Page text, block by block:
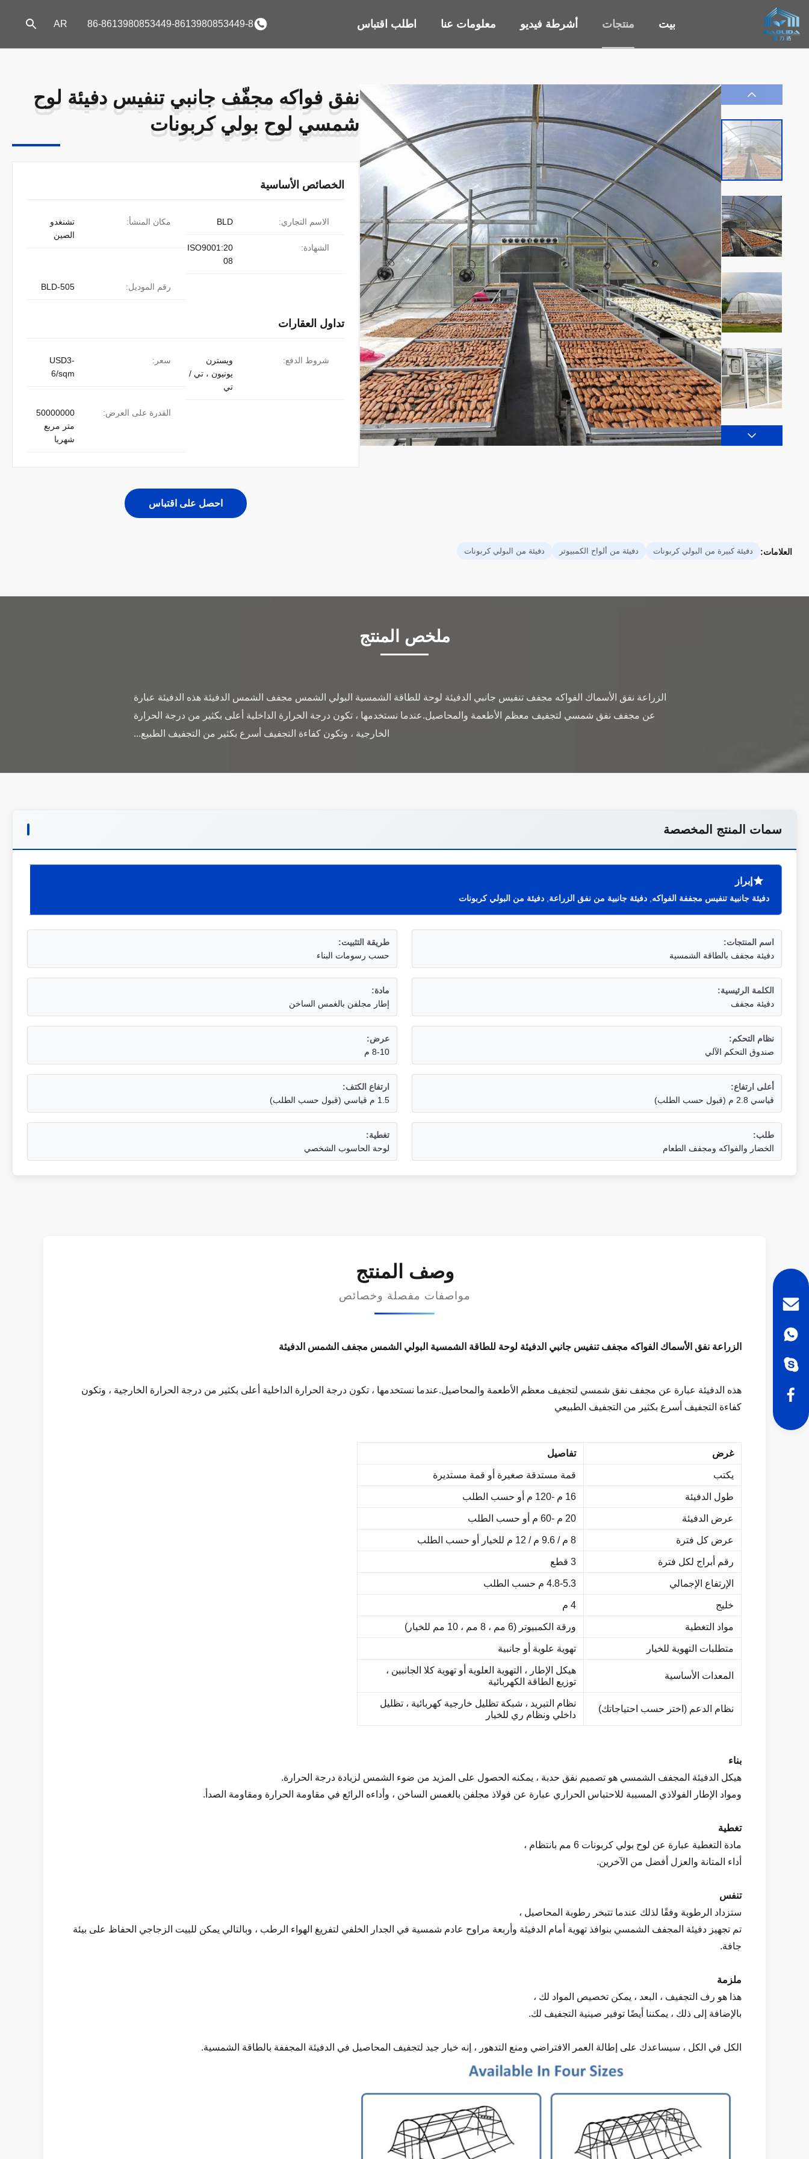
بيت منتجات أشرطة فيديو معلومات عنا اطلب اقتباس 86-8613980853449-8613980853449-8
AR
نفق فواكه مجفّف جانبي تنفيس دفيئة لوح
شمسي لوح بولي كربونات
نفق فواكه مجفّف جانبي تنفيس دفيئة لوح
شمسي لوح بولي كربونات
الخصائص الأساسية
مكان المنشأ:
تشنغدو
الصين
الاسم التجاري: BLD
الشهادة:
ISO9001:20
08
رقم الموديل: BLD-505
تداول العقارات
سعر:
USD3-
6/sqm
شروط الدفع:
ويسترن
يونيون ، تي /
تي
القدرة على العرض:
50000000
متر مربع
شهريا
احصل على اقتباس
العلامات: دفيئة كبيرة من البولي كربونات دفيئة من ألواح الكمبيوتر دفيئة من البولي كربونات
ملخص المنتج
الزراعة نفق الأسماك الفواكه مجفف تنفيس جانبي الدفيئة لوحة للطاقة الشمسية البولي الشمس مجفف الشمس الدفيئة هذه الدفيئة عبارة
عن مجفف نفق شمسي لتجفيف معظم الأطعمة والمحاصيل.عندما نستخدمها ، تكون درجة الحرارة الداخلية أعلى بكثير من درجة الحرارة
الخارجية ، وتكون كفاءة التجفيف أسرع بكثير من التجفيف الطبيع...
سمات المنتج المخصصة
إبراز
دفيئة جانبية تنفيس مجففة الفواكه دفيئة جانبية من نفق الزراعة دفيئة من البولي كربونات
اسم المنتجات:
دفيئة مجفف بالطاقة الشمسية
طريقة التثبيت:
حسب رسومات البناء
الكلمة الرئيسية:
دفيئة مجفف
مادة:
إطار مجلفن بالغمس الساخن
نظام التحكم:
صندوق التحكم الآلي
عرض:
8-10 م
أعلى ارتفاع:
قياسي 2.8 م (قبول حسب الطلب)
ارتفاع الكتف:
1.5 م قياسي (قبول حسب الطلب)
طلب:
الخضار والفواكه ومجفف الطعام
تغطية:
لوحة الحاسوب الشخصي
وصف المنتج
مواصفات مفصلة وخصائص
الزراعة نفق الأسماك الفواكه مجفف تنفيس جانبي الدفيئة لوحة للطاقة الشمسية البولي الشمس مجفف الشمس الدفيئة
هذه الدفيئة عبارة عن مجفف نفق شمسي لتجفيف معظم الأطعمة والمحاصيل.عندما نستخدمها ، تكون درجة الحرارة الداخلية أعلى بكثير من درجة الحرارة الخارجية ، وتكون
كفاءة التجفيف أسرع بكثير من التجفيف الطبيعي
غرض تفاصيل
يكتب قمة مستدقة صغيرة أو قمة مستديرة
طول الدفيئة 16 م -120 م أو حسب الطلب
عرض الدفيئة 20 م -60 م أو حسب الطلب
عرض كل فترة 8 م / 9.6 م / 12 م للخيار أو حسب الطلب
رقم أبراج لكل فترة 3 قطع
الإرتفاع الإجمالي 4.8-5.3 م حسب الطلب
خليج 4 م
مواد التغطية ورقة الكمبيوتر (6 مم ، 8 مم ، 10 مم للخيار)
متطلبات التهوية للخيار تهوية علوية أو جانبية
المعدات الأساسية
هيكل الإطار ، التهوية العلوية أو تهوية كلا الجانبين ،
توزيع الطاقة الكهربائية
نظام الدعم (اختر حسب احتياجاتك)
نظام التبريد ، شبكة تظليل خارجية كهربائية ، تظليل
داخلي ونظام ري للخيار
بناء
هيكل الدفيئة المجفف الشمسي هو تصميم نفق حدبة ، يمكنه الحصول على المزيد من ضوء الشمس لزيادة درجة الحرارة.
ومواد الإطار الفولاذي المسببة للاحتباس الحراري عبارة عن فولاذ مجلفن بالغمس الساخن ، وأداءه الرائع في مقاومة الحرارة ومقاومة الصدأ.
تغطية
مادة التغطية عبارة عن لوح بولي كربونات 6 مم بانتظام ،
أداء المتانة والعزل أفضل من الآخرين.
تنفس
ستزداد الرطوبة وفقًا لذلك عندما تتبخر رطوبة المحاصيل ،
تم تجهيز دفيئة المجفف الشمسي بنوافذ تهوية أمام الدفيئة وأربعة مراوح عادم شمسية في الجدار الخلفي لتفريغ الهواء الرطب ، وبالتالي يمكن للبيت الزجاجي الحفاظ على بيئة
جافة.
ملزمة
هذا هو رف التجفيف ، البعد ، يمكن تخصيص المواد لك ،
بالإضافة إلى ذلك ، يمكننا أيضًا توفير صينية التجفيف لك.
الكل في الكل ، سيساعدك على إطالة العمر الافتراضي ومنع التدهور ، إنه خيار جيد لتجفيف المحاصيل في الدفيئة المجففة بالطاقة الشمسية.